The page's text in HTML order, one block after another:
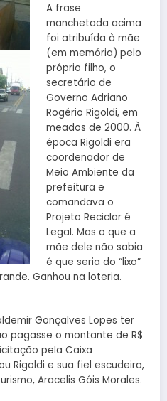
A frase
manchetada acima
foi atribuída à mãe
(em memória) pelo
próprio filho, o
secretário de
Governo Adriano
Rogério Rigoldi, em
meados de 2000. À
época Rigoldi era
coordenador de
Meio Ambiente da
prefeitura e
comandava o
Projeto Reciclar é
Legal. Mas o que a
mãe dele não sabia
é que seria do “lixo”
Ganhou na loteria.
Gonçalves Lopes ter
pagasse o montante de R$
pela Caixa
Rigoldi e sua fiel escudeira,
Aracelis Góis Morales.